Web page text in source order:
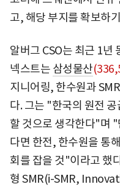
고, 해당 부지를 확보하
알버그 CSO는 최근 1년
넥스트는 삼성물산
지니어링, 한수원과
다. 그는 "한국의 원전
할 것으로 생각한다"며
다면 한전, 한수원을 통
회를 잡을 것"이라고 했
형 SMR(i-SMR,